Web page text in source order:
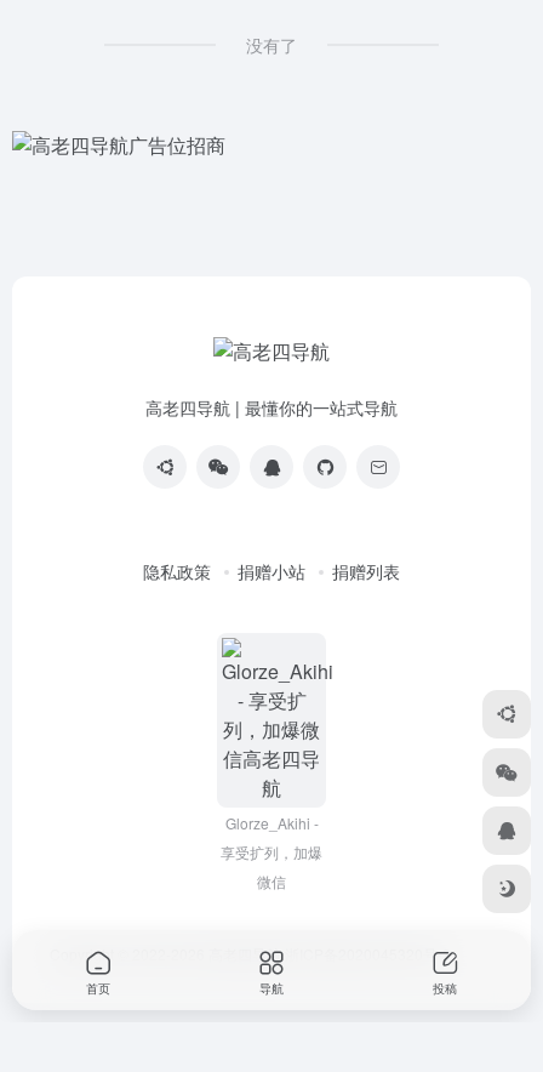
没有了
高老四导航 | 最懂你的一站式导航
隐私政策 捐赠小站 捐赠列表
Glorze_Akihi -
享受扩列，加爆
微信
Copyright © 2022-2026 高老四导航 浙ICP备2020045320号-3
首页 导航 投稿